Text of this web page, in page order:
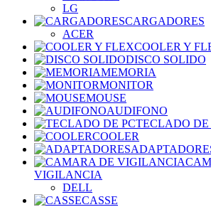
LG
CARGADORES
ACER
COOLER Y
DISCO SOLIDO
MEMORIA
MONITOR
MOUSE
AUDIFONO
TECLADO DE
COOLER
VIGILANCIA
DELL
CASSE